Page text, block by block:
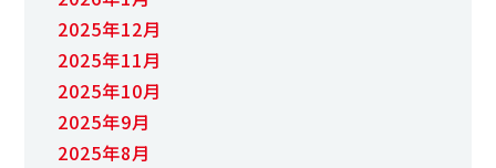
2025年12月
2025年11月
2025年10月
2025年9月
2025年8月